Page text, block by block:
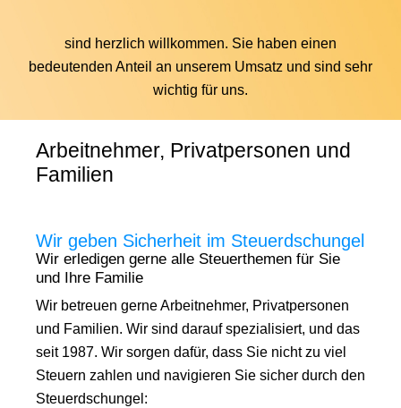
sind herzlich willkommen. Sie haben einen
bedeutenden Anteil an unserem Umsatz und sind sehr
wichtig für uns.
Arbeitnehmer, Privatpersonen und
Familien
Wir geben Sicherheit im Steuerdschungel
Wir erledigen gerne alle Steuerthemen für Sie
und Ihre Familie
Wir betreuen gerne Arbeitnehmer, Privatpersonen
und Familien. Wir sind darauf spezialisiert, und das
seit 1987. Wir sorgen dafür, dass Sie nicht zu viel
Steuern zahlen und navigieren Sie sicher durch den
Steuerdschungel: